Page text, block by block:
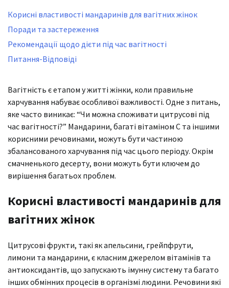
Корисні властивості мандаринів для вагітних жінок
Поради та застереження
Рекомендації щодо дієти під час вагітності
Питання-Відповіді
Вагітність є етапом у житті жінки, коли правильне
харчування набуває особливої важливості. Одне з питань,
яке часто виникає: “Чи можна споживати цитрусові під
час вагітності?” Мандарини, багаті вітаміном C та іншими
корисними речовинами, можуть бути частиною
збалансованого харчування під час цього періоду. Окрім
смачненького десерту, вони можуть бути ключем до
вирішення багатьох проблем.
Корисні властивості мандаринів для
вагітних жінок
Цитрусові фрукти, такі як апельсини, грейпфрути,
лимони та мандарини, є класним джерелом вітамінів та
антиоксидантів, що запускають імунну систему та багато
інших обмінних процесів в організмі людини. Речовини які